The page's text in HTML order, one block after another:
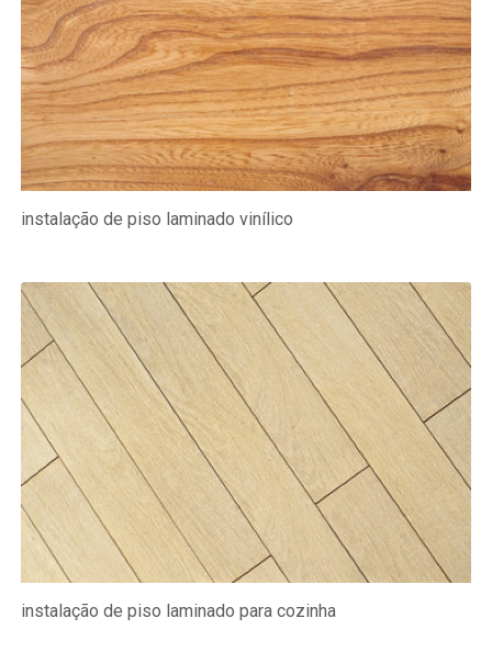
instalação de piso laminado vinílico
instalação de piso laminado para cozinha